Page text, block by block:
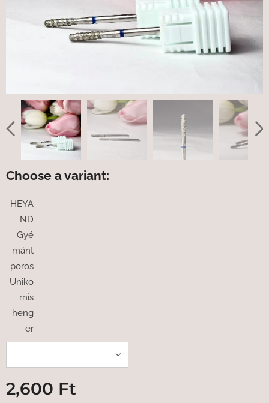
Choose a variant:
HEYA
ND
Gyé
mánt
poros
Uniko
rnis
heng
er
2,600 Ft